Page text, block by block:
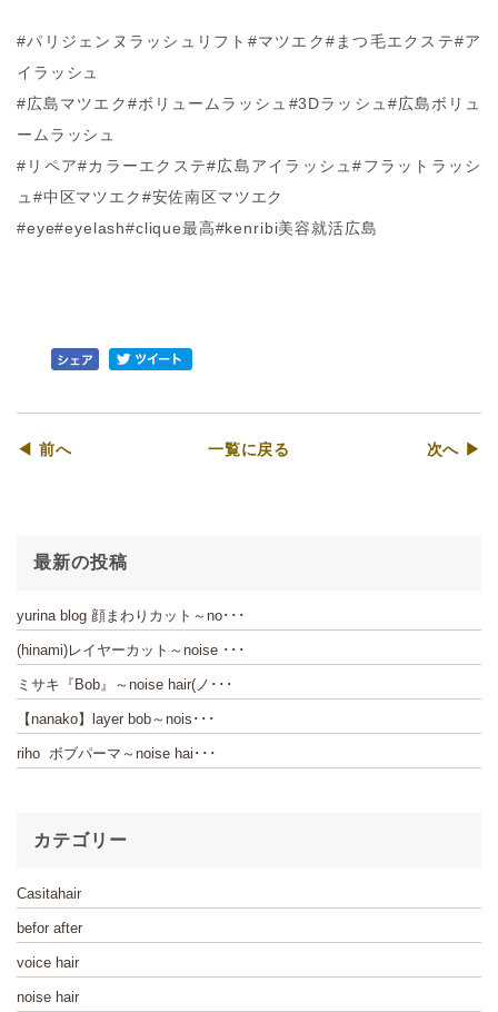
#パリジェンヌラッシュリフト#マツエク#まつ毛エクステ#ア
イラッシュ
#広島マツエク#ボリュームラッシュ#3Dラッシュ#広島ボリュ
ームラッシュ
#リペア#カラーエクステ#広島アイラッシュ#フラットラッシ
ュ#中区マツエク#安佐南区マツエク
#eye#eyelash#clique最高#kenribi美容就活広島
◀ 前へ 一覧に戻る 次へ ▶
最新の投稿
yurina blog 顔まわりカット～no･･･
(hinami)レイヤーカット～noise ･･･
ミサキ『Bob』～noise hair(ノ･･･
【nanako】layer bob～nois･･･
riho ボブパーマ～noise hai･･･
カテゴリー
Casitahair
befor after
voice hair
noise hair